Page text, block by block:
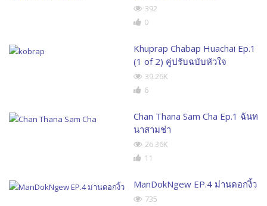
392
0
Khuprap Chabap Huachai Ep.1
(1 of 2) คู่ปรับฉบับหัวใจ
39.26K
6
Chan Thana Sam Cha Ep.1 ฉันท
นาสามช่า
26.36K
11
ManDokNgew EP.4 ม่านดอกงิ้ว
735